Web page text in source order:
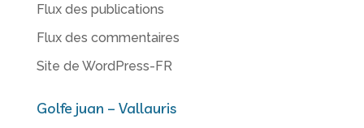
Flux des publications
Flux des commentaires
Site de WordPress-FR
Golfe juan – Vallauris